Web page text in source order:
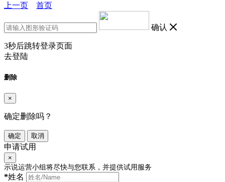
上一页
首页
确认
3秒后跳转登录页面
去登陆
删除
×
确定删除吗？
确定 取消
申请试用
×
示说运营小组将尽快与您联系，并提供试用服务
*姓名